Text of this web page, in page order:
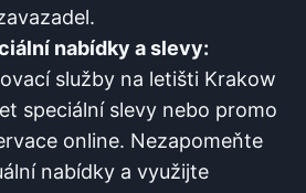
nabídky ⁣a slevy:
služby na letišti Krakow
speciální⁣ slevy nebo promo
⁢online. Nezapomeňte
nabídky a⁤ využijte